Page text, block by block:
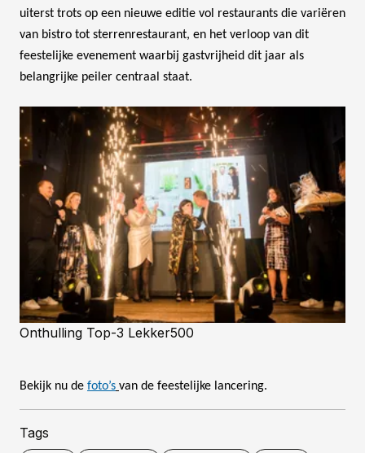
uiterst trots op een nieuwe editie vol restaurants die variëren
van bistro tot sterrenrestaurant, en het verloop van dit
feestelijke evenement waarbij gastvrijheid dit jaar als
belangrijke peiler centraal staat.
Onthulling Top-3 Lekker500
Bekijk nu de foto’s van de feestelijke lancering.
Tags